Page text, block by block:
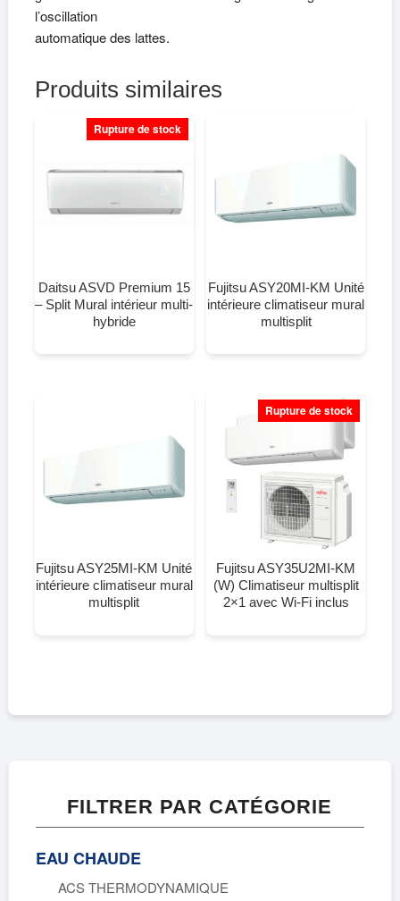
l’oscillation
automatique des lattes.
Produits similaires
Rupture de stock
Daitsu ASVD Premium 15
– Split Mural intérieur multi-
hybride
Fujitsu ASY20MI-KM Unité
intérieure climatiseur mural
multisplit
Fujitsu ASY25MI-KM Unité
intérieure climatiseur mural
multisplit
Rupture de stock
Fujitsu ASY35U2MI-KM
(W) Climatiseur multisplit
2×1 avec Wi-Fi inclus
FILTRER PAR CATÉGORIE
EAU CHAUDE
ACS THERMODYNAMIQUE